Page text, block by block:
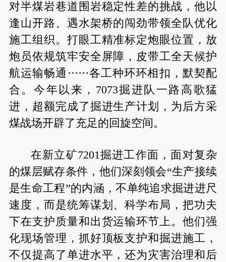
对半煤岩巷道围岩稳定性差的挑战，他以
逢山开路、遇水架桥的闯劲带领全队优化
施工组织。打眼工精准标定炮眼位置，放
炮员依规筑牢安全屏障，皮带工全天候护
航运输畅通······各工种环环相扣，默契配
合。今年以来，7073掘进队一路高歌猛
进，超额完成了掘进生产计划，为后方采
煤战场开辟了充足的回旋空间。
在新立矿7201掘进工作面，面对复杂
的煤层赋存条件，他们深刻领会“生产接续
是生命工程”的内涵，不单纯追求掘进进尺
速度，而是统筹谋划、科学布局，把功夫
下在支护质量和出货运输环节上。他们强
化现场管理，抓好顶板支护和掘进施工，
不仅提高了单进水平，还为灾害治理和后